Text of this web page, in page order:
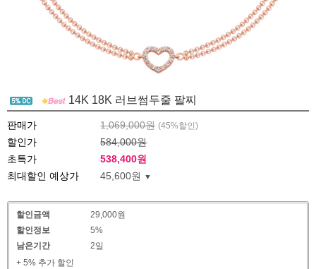
14K 18K 러브썸두줄 팔찌
판매가 1,069,000원 (45%할인)
할인가
584,000원
초특가
538,400원
최대할인 예상가
45,600원
할인금액
29,000원
할인정보
5%
남은기간
2일
+ 5% 추가 할인